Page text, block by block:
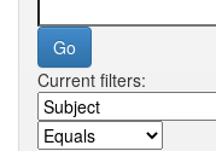
Current filters: